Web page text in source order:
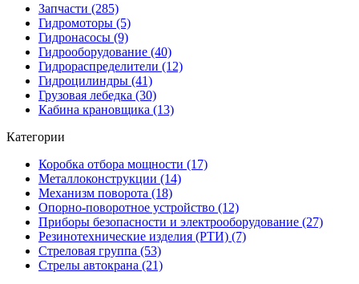
Запчасти (285)
Гидромоторы (5)
Гидронасосы (9)
Гидрооборудование (40)
Гидрораспределители (12)
Гидроцилиндры (41)
Грузовая лебедка (30)
Кабина крановщика (13)
Категории
Коробка отбора мощности (17)
Металлоконструкции (14)
Механизм поворота (18)
Опорно-поворотное устройство (12)
Приборы безопасности и электрооборудование (27)
Резинотехнические изделия (РТИ) (7)
Стреловая группа (53)
Стрелы автокрана (21)